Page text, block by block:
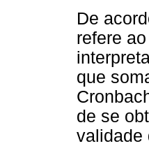
De
refere
que
de se
validade